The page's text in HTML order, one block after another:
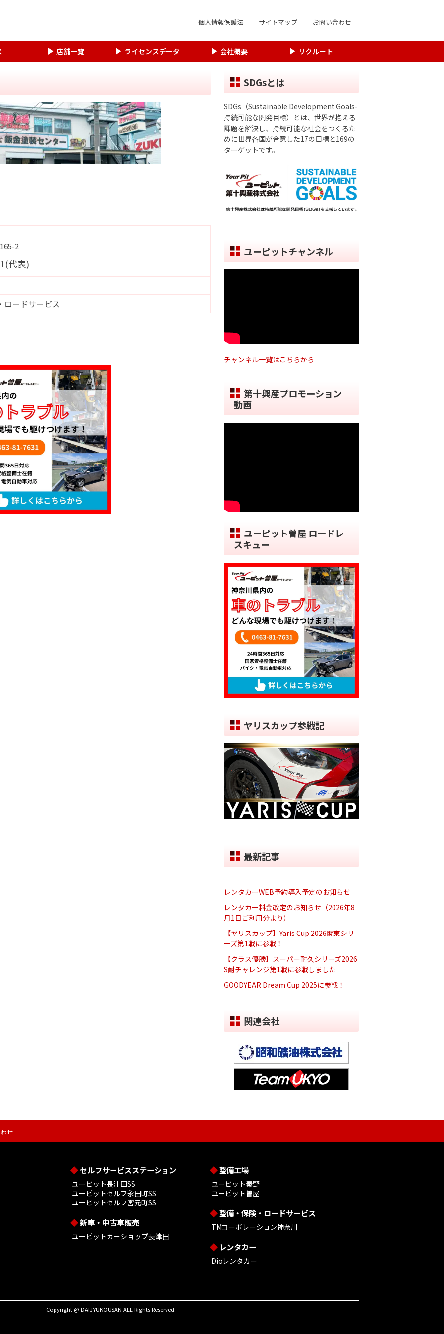
個人情報保護法 サイトマップ お問い合わせ
店舗一覧 ライセンスデータ 会社概要 リクルート
2
代表)
ロードサービス
SDGsとは
SDGs（Sustainable Development Goals-
持続可能な開発目標）とは、世界が抱える
課題を解決し、持続可能な社会をつくるた
めに世界各国が合意した17の目標と169の
ターゲットです。
ユーピットチャンネル
チャンネル一覧はこちらから
第十興産プロモーション
動画
ユーピット曽屋 ロードレ
スキュー
ヤリスカップ参戦記
最新記事
レンタカーWEB予約導入予定のお知らせ
レンタカー料金改定のお知らせ（2026年8
月1日ご利用分より）
【ヤリスカップ】Yaris Cup 2026関東シリ
ーズ第1戦に参戦！
【クラス優勝】スーパー耐久シリーズ2026
S耐チャレンジ第1戦に参戦しました
GOODYEAR Dream Cup 2025に参戦！
関連会社
せ
セルフサービスステーション
ユーピット長津田SS
ユーピットセルフ永田町SS
ユーピットセルフ宮元町SS
新車・中古車販売
ユーピットカーショップ長津田
整備工場
ユーピット秦野
ユーピット曽屋
整備・保険・ロードサービス
TMコーポレーション神奈川
レンタカー
Dioレンタカー
Copyright @ DAIJYUKOUSAN ALL Rights Reserved.